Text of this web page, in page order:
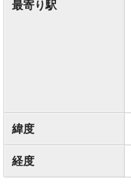
最寄り駅
緯度
経度